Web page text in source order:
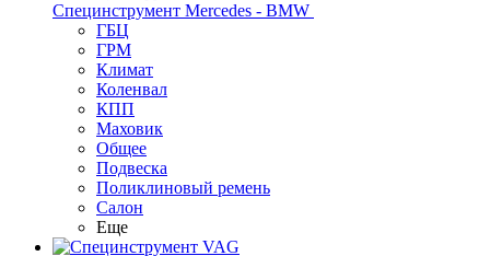
Специнструмент Mercedes - BMW
ГБЦ
ГРМ
Климат
Коленвал
КПП
Маховик
Общее
Подвеска
Поликлиновый ремень
Салон
Еще